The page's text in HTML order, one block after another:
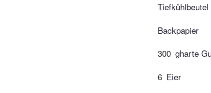
Tiefkühlbeutel
Backpapier
300 gharte
6 Eier